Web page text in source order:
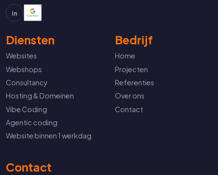
in
Diensten
Websites
Webshops
Consultancy
Hosting & Domeinen
Vibe Coding
Agentic coding
Website binnen 1 werkdag
Bedrijf
Home
Projecten
Referenties
Over ons
Contact
Contact